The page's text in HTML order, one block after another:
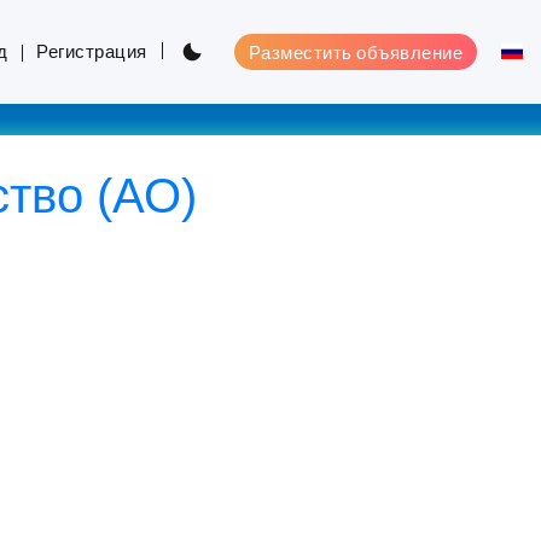
Регистрация Разместить объявление
(АО)